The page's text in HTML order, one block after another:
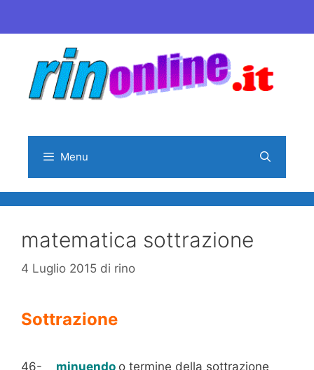
al
contenuto
Menu
matematica sottrazione
4 Luglio 2015 di rino
Sottrazione
46- minuendo o termine della sottrazione